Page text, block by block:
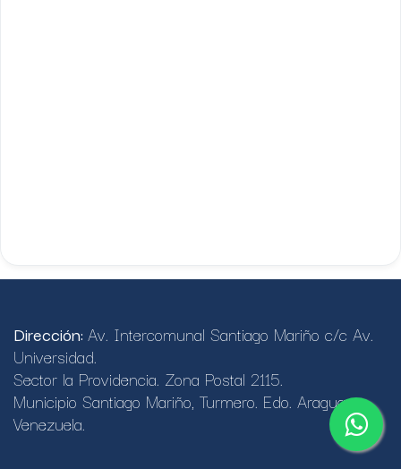
Dirección: Av. Intercomunal Santiago Mariño c/c Av.
Universidad.
Sector la Providencia. Zona Postal 2115.
Municipio Santiago Mariño, Turmero. Edo. Aragua.
Venezuela.